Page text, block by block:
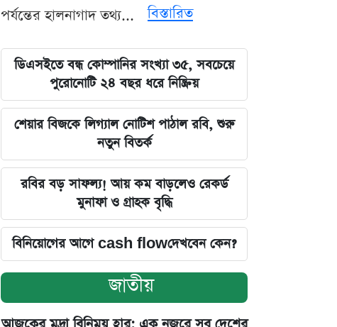
পর্যন্তের হালনাগাদ তথ্য...
বিস্তারিত
ডিএসইতে বন্ধ কোম্পানির সংখ্যা ৩৫, সবচেয়ে
পুরোনোটি ২৪ বছর ধরে নিষ্ক্রিয়
শেয়ার বিজকে লিগ্যাল নোটিশ পাঠাল রবি, শুরু
নতুন বিতর্ক
রবির বড় সাফল্য! আয় কম বাড়লেও রেকর্ড
মুনাফা ও গ্রাহক বৃদ্ধি
বিনিয়োগের আগে cash flowদেখবেন কেন?
জাতীয়